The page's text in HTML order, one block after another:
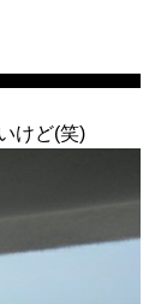
けど(笑)